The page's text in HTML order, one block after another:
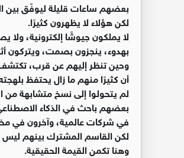
بعضهم ساعات قليلة ليوفّق بين
لكن هؤلاء لا يظهرون كثيرًا.
لا يملكون جيوشًا إلكترونية،
بهدوء، ينجزون بصمت، ويتركون
وحين تنظر إليهم عن قرب،
أن كثيرًا منهم ما زال يحتفظ
لم يتحولوا إلى نسخ متشابهة
بعضهم باحث في الذكاء
في شركات عالمية، وآخرون في
لكن القاسم المشترك بينهم ليس
وهنا تكمن القيمة الحقيقية.